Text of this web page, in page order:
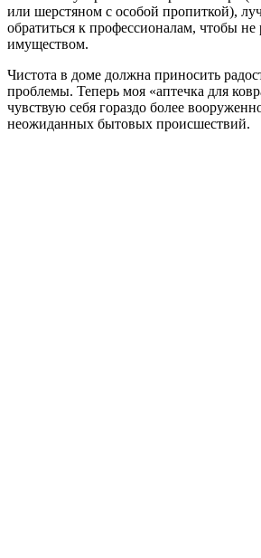
или шерстяном с особой пропиткой),
обратиться к профессионалам, чтобы не
имуществом.
Чистота в доме должна приносить
проблемы. Теперь моя «аптечка для
чувствую себя гораздо более
неожиданных бытовых происшествий.